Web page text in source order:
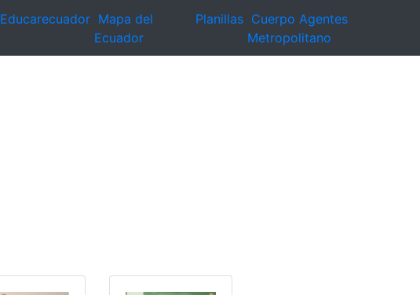
Educarecuador Mapa del
Ecuador
Planillas Cuerpo Agentes
Metropolitano